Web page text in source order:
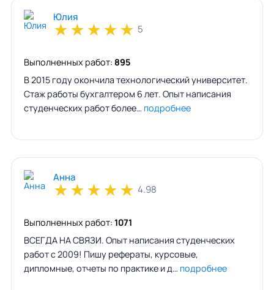
Юлия
★★★★★ 5
Выполненных работ: 895
В 2015 году окончила технологический университет.
Стаж работы бухгалтером 6 лет. Опыт написания
студенческих работ более… подробнее
Анна
★★★★★ 4.98
Выполненных работ: 1071
ВСЕГДА НА СВЯЗИ. Опыт написания студенческих
работ с 2009! Пишу рефераты, курсовые,
дипломные, отчеты по практике и д… подробнее